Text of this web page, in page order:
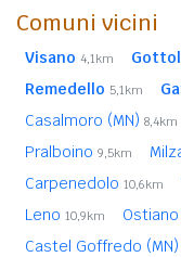
Comuni vicini
Visano 4,1km
Remedello 5,1km
Casalmoro (MN) 8,4km
Pralboino 9,5km
Carpenedolo 10,6km
Leno 10,9km Ostiano
Castel Goffredo (MN)